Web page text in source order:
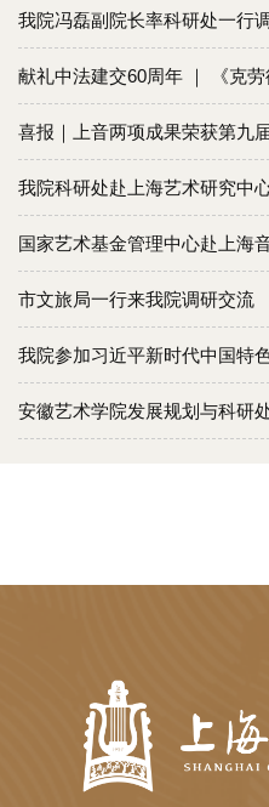
导，科研处、艺术处、财务处、审
艺术基金项目负责人代表参加座谈
心联合党支部书记、上海艺术研究
主任沈捷，上海市文化和旅游局艺
谈会上，廖昌永首先代表学院对国
全面贯彻党的二十大精神的开局之
海音乐学院高度赞赏国家艺术基金
创作、舞台实践和人才培养方面提
科发展，推动了艺术资源与社会共
艺术基金项目的开展情况和成效，
我院科研处赴上海艺术研究中
市文旅局一行来我院调研交流